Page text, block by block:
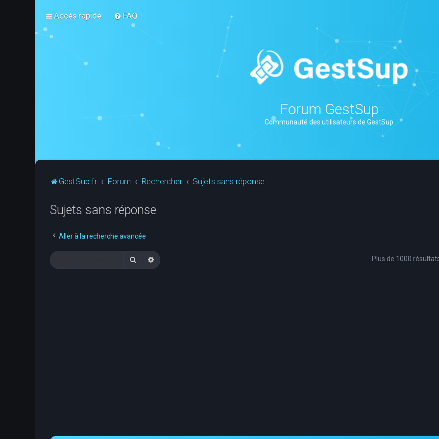
Accès rapide FAQ
Forum GestSup
Communauté des utilisateurs de GestSup
GestSup.fr Forum Rechercher Sujets sans réponse
Sujets sans réponse
Aller à la recherche avancée
RechercherRecherche avancée Plus de 1000